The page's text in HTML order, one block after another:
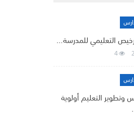
التعليمي للمدرسة…
4
وتطوير التعليم أولوية